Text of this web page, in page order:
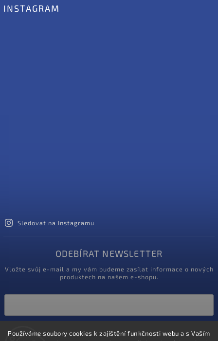
Používáme soubory cookies k zajištění funkčnosti webu a s Vaším
INSTAGRAM
Sledovat na Instagramu
ODEBÍRAT NEWSLETTER
Vložte svůj e-mail a my vám budeme zasílat informace o nových
produktech na našem e-shopu.
podmínkami ochrany osobních údajů